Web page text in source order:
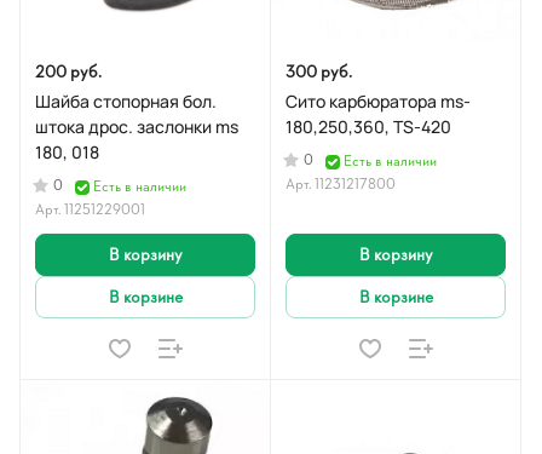
200 руб.
Шайба стопорная бол.
штока дрос. заслонки ms
180, 018
0
Есть в наличии
Арт.11251229001
В корзину
В корзине
300 руб.
Сито карбюратора ms-
180,250,360, TS-420
0
Есть в наличии
Арт.11231217800
В корзину
В корзине